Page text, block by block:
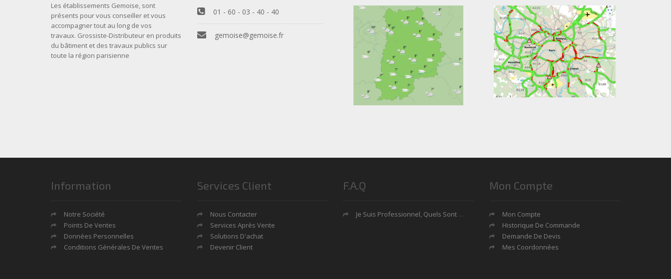
Les établissements Gemoise, sont
présents pour vous conseiller et vous
accompagner tout au long de vos
travaux. Grossiste-Distributeur en produits
du bâtiment et des travaux publics sur
toute la région parisienne
01 - 60 - 03 - 40 - 40
gemoise@gemoise.fr
Information
Notre Société
Points De Ventes
Données Personnelles
Conditions Générales De Ventes
Services Client
Nous Contacter
Services Après Vente
Solutions D'achat
Devenir Client
F.A.Q
Je Suis Professionnel, Quels Sont Mes Avantages?
Mon Compte
Mon Compte
Historique De Commande
Demande De Devis
Mes Coordonnées